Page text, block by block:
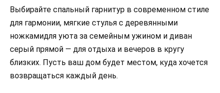
Выбирайте спальный гарнитур в современном стиле
для гармонии, мягкие стулья с деревянными
ножкамидля уюта за семейным ужином и диван
серый прямой — для отдыха и вечеров в кругу
близких. Пусть ваш дом будет местом, куда хочется
возвращаться каждый день.